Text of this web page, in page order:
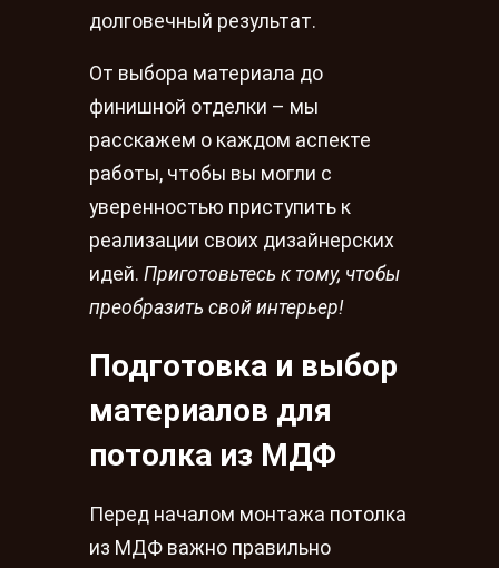
долговечный результат.
От выбора материала до
финишной отделки – мы
расскажем о каждом аспекте
работы, чтобы вы могли с
уверенностью приступить к
реализации своих дизайнерских
идей. Приготовьтесь к тому, чтобы
преобразить свой интерьер!
Подготовка и выбор
материалов для
потолка из МДФ
Перед началом монтажа потолка
из МДФ важно правильно